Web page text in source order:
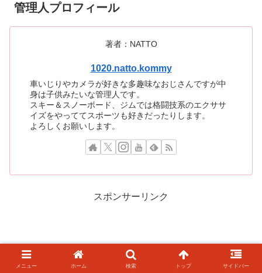
管理人プロフィール
著者：NATTO
1020.natto.kommy
車いじりやカメラが好きな多趣味なおじさんですが中
身は子供みたいな管理人です。
スキー＆スノーボード、ジムでは格闘技系のエクササ
イズをやっててスポーツも好きだったりします。
よろしくお願いします。
スポンサーリンク
メニュー ホーム 検索 トップ サイドバー